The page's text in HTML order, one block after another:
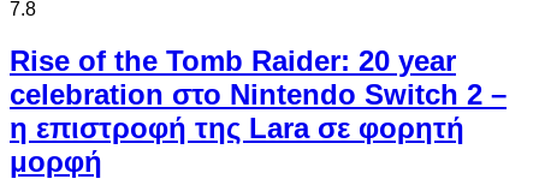
7.8
Rise of the Tomb Raider: 20 year
celebration στο Nintendo Switch 2 –
η επιστροφή της Lara σε φορητή
μορφή